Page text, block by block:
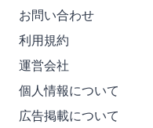
お問い合わせ
利用規約
運営会社
個人情報について
広告掲載について